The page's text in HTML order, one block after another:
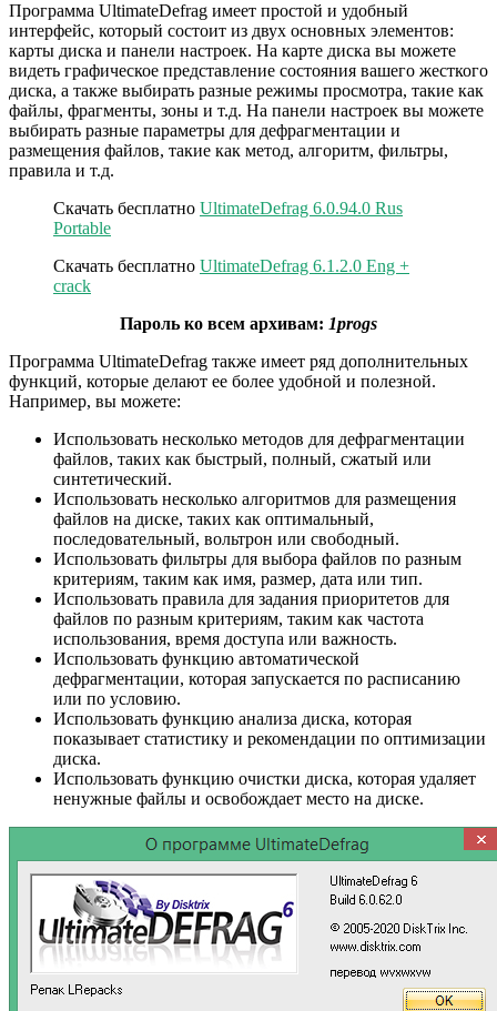
Программа UltimateDefrag имеет простой и удобный
интерфейс, который состоит из двух основных элементов:
карты диска и панели настроек. На карте диска вы можете
видеть графическое представление состояния вашего жесткого
диска, а также выбирать разные режимы просмотра, такие как
файлы, фрагменты, зоны и т.д. На панели настроек вы можете
выбирать разные параметры для дефрагментации и
размещения файлов, такие как метод, алгоритм, фильтры,
правила и т.д.
Скачать бесплатно UltimateDefrag 6.0.94.0 Rus
Portable
Скачать бесплатно UltimateDefrag 6.1.2.0 Eng +
crack
Пароль ко всем архивам: 1progs
Программа UltimateDefrag также имеет ряд дополнительных
функций, которые делают ее более удобной и полезной.
Например, вы можете:
Использовать несколько методов для дефрагментации
файлов, таких как быстрый, полный, сжатый или
синтетический.
Использовать несколько алгоритмов для размещения
файлов на диске, таких как оптимальный,
последовательный, вольтрон или свободный.
Использовать фильтры для выбора файлов по разным
критериям, таким как имя, размер, дата или тип.
Использовать правила для задания приоритетов для
файлов по разным критериям, таким как частота
использования, время доступа или важность.
Использовать функцию автоматической
дефрагментации, которая запускается по расписанию
или по условию.
Использовать функцию анализа диска, которая
показывает статистику и рекомендации по оптимизации
диска.
Использовать функцию очистки диска, которая удаляет
ненужные файлы и освобождает место на диске.